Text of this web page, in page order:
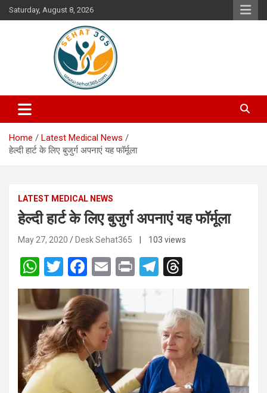
Skip
to
Saturday, August 8, 2026
Sehat365
Your's Complete Health Guide
Home
Latest Medical News
हेल्दी हार्ट के लिए बुजुर्ग अपनाएं यह फॉर्मूला
LATEST MEDICAL NEWS
हेल्दी हार्ट के लिए बुजुर्ग अपनाएं यह फॉर्मूला
May 27, 2020 Desk Sehat365 | 103 views
W
h
at
s
A
p
p
T
wi
tt
er
F
a
ce
b
o
o
k
E
m
ail
Pr
in
T
gr
a
m
hr
e
a
d
s